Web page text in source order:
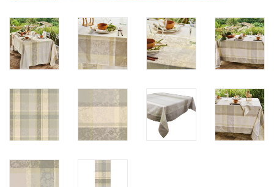
Kinder
Geschenkideen und
Accessoires Spa
Info-Service